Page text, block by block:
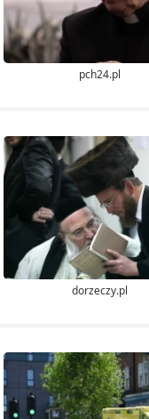
pch24.pl
dorzeczy.pl